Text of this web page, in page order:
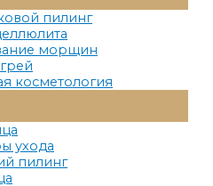
Меню
пилинг
морщин
косметология
Меню
ухода
пилинг